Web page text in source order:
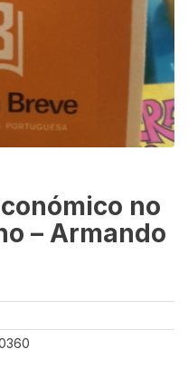
no
– Armando